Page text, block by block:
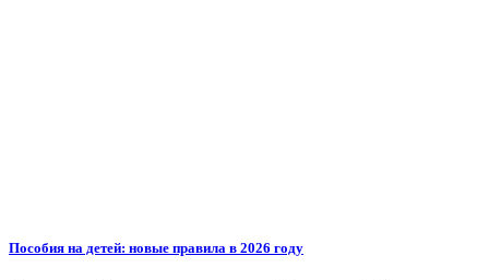
Пособия на детей: новые правила в 2026 году